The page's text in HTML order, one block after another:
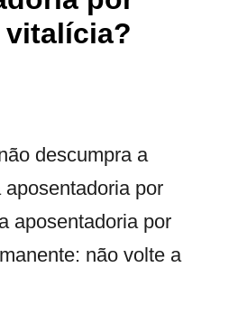
vitalícia?
descumpra a
por
aposentadoria por
não volte a